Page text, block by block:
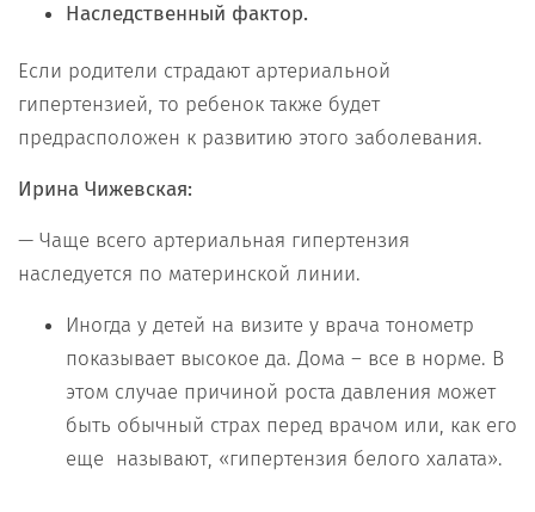
Наследственный фактор.
Если родители страдают артериальной
гипертензией, то ребенок также будет
предрасположен к развитию этого заболевания.
Ирина Чижевская:
— Чаще всего артериальная гипертензия
наследуется по материнской линии.
Иногда у детей на визите у врача тонометр
показывает высокое да. Дома – все в норме. В
этом случае причиной роста давления может
быть обычный страх перед врачом или, как его
еще называют, «гипертензия белого халата».